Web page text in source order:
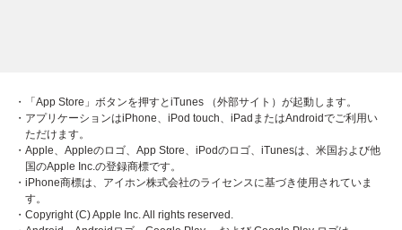
・「App Store」ボタンを押すとiTunes （外部サイト）が起動します。
・アプリケーションはiPhone、iPod touch、iPadまたはAndroidでご利用い
ただけます。
・Apple、Appleのロゴ、App Store、iPodのロゴ、iTunesは、米国および他
国のApple Inc.の登録商標です。
・iPhone商標は、アイホン株式会社のライセンスに基づき使用されていま
す。
・Copyright (C) Apple Inc. All rights reserved.